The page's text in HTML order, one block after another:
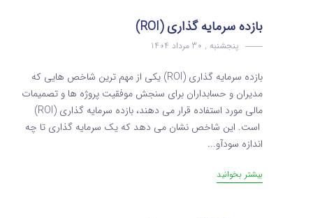
بازده سرمایه گذاری (ROI)
پنجشنبه , 30 مرداد 1404
بازده سرمایه گذاری (ROI) یکی از مهم ترین شاخص هایی که
مدیران و حسابداران برای سنجش موفقیت پروژه ها و تصمیمات
مالی مورد استفاده قرار می دهند، بازده سرمایه گذاری (ROI)
است. این شاخص نشان می دهد که یک سرمایه گذاری تا چه
اندازه سودآو...
بیشتر بخوانید